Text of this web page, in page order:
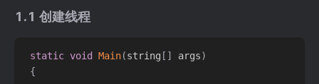
1.1 创建线程
static void Main(string [ ] args)
{